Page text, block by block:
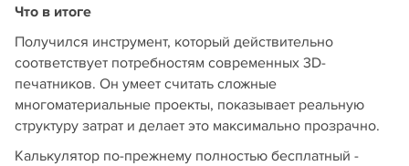
Что в итоге
Получился инструмент, который действительно
соответствует потребностям современных 3D-
печатников. Он умеет считать сложные
многоматериальные проекты, показывает реальную
структуру затрат и делает это максимально прозрачно.
Калькулятор по-прежнему полностью бесплатный -